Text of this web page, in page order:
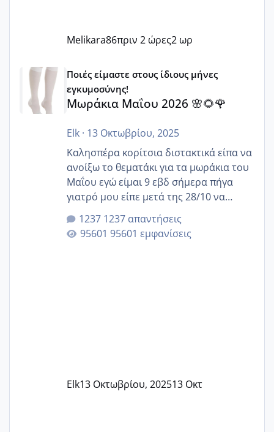
Melikara86πριν 2 ώρες2 ωρ
Μωράκια Μαΐου 2026 🌸🌻🌹
Ποιές είμαστε στους ίδιους μήνες
εγκυμοσύνης!
Μωράκια Μαΐου 2026 🌸🌻🌹
Elk· 13 Οκτωβρίου, 2025
Καλησπέρα κορίτσια διστακτικά είπα να
ανοίξω το θεματάκι για τα μωράκια του
Μαΐου εγώ είμαι 9 εβδ σήμερα πήγα
γιατρό μου είπε μετά της 28/10 να
κλείσω ραντεβού για την αυχενική είναι
καμιά άλλη κοπέλα να γεννάει Μάιο ;;
1237 απαντήσεις
95601 εμφανίσεις
Elk13 Οκτωβρίου, 202513 Οκτ